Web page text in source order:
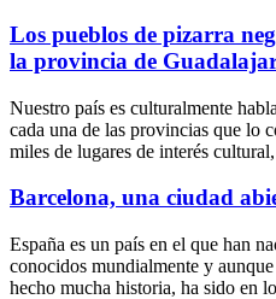
Los pueblos de pizarra
la provincia de
Nuestro país es culturalmente
cada una de las provincias que lo
miles de lugares de interés
Barcelona, una ciudad
España es un país en el que han
conocidos mundialmente y
hecho mucha historia, ha sido en